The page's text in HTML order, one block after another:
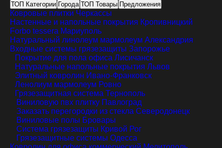
ТОП Категории Города ТОП Товары Предложения
Ковровые плитки Черкассы
Настенные и напольные покрытия Кропивницкий
Forbo tessera Мариуполь
Натуральный линолеум мармолеум Александрия
Входные системы грязезащиты Запорожье
Покрытие для пола офиса Лисичанск
Натуральные напольные покрытия Львов
Элитный ковролин Ивано-Франковск
Ленолиум мармолеум Ровно
Грязезащитная система Тернополь
Виниловую пвх плитку Павлоград
Заказать перегородки из стекла Северодонецк
Виниловые полы Бровары
Система грязезащиты Кривой Рог
Грязезащитные системы Одесса